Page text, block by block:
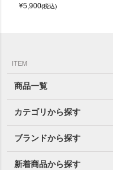
¥5,900(税込)
ITEM
商品一覧
カテゴリから探す
ブランドから探す
新着商品から探す